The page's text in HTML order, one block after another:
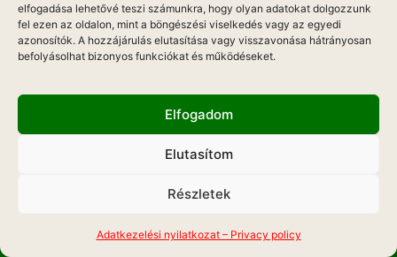
elfogadása lehetővé teszi számunkra, hogy olyan adatokat dolgozzunk
fel ezen az oldalon, mint a böngészési viselkedés vagy az egyedi
azonosítók. A hozzájárulás elutasítása vagy visszavonása hátrányosan
befolyásolhat bizonyos funkciókat és működéseket.
Elfogadom
Elutasítom
Részletek
Adatkezelési nyilatkozat – Privacy policy
Koncertfotók, zenei illusztrációk
Legyen szó komolyzenéről vagy könnyűzenéről,
fotót készíteni, nem is mindig sikerül.